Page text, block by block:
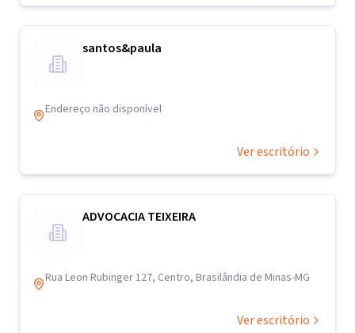
santos&paula
Endereço não disponível
Ver escritório
ADVOCACIA TEIXEIRA
Rua Leon Rubinger 127, Centro, Brasilândia de Minas-MG
Ver escritório